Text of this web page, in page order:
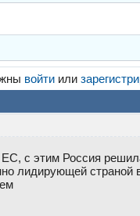
войти или
с этим Россия
лидирующей страной